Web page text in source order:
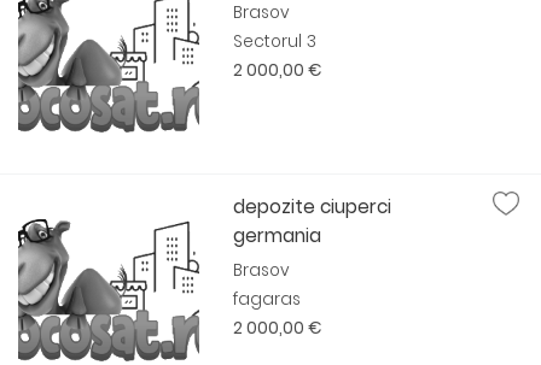
Brasov
Sectorul 3
2 000,00 €
depozite ciuperci
germania
Brasov
fagaras
2 000,00 €